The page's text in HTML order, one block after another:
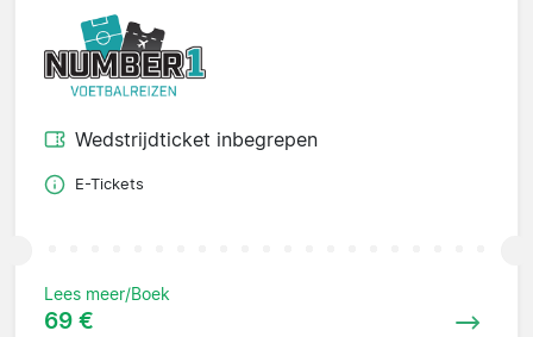
Wedstrijdticket inbegrepen
E-Tickets
Lees meer/Boek
69 €